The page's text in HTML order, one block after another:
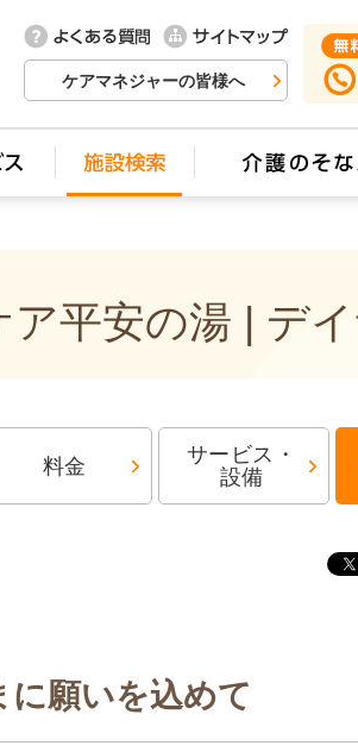
ケアマネジャーの皆様へ
平安の湯 | デ
料金
サービス・
設備
に願いを込めて